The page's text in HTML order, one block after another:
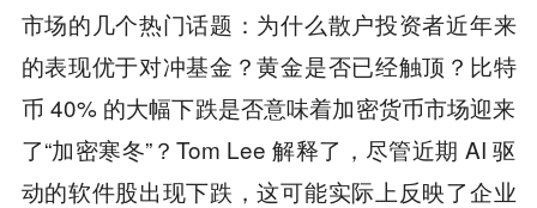
市场的几个热门话题：为什么散户投资者近年来
的表现优于对冲基金？黄金是否已经触顶？比特
币 40% 的大幅下跌是否意味着加密货币市场迎来
了“加密寒冬”？Tom Lee 解释了，尽管近期 AI 驱
动的软件股出现下跌，这可能实际上反映了企业